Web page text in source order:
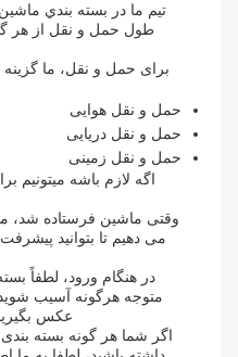
تيم ما در بسته بندي
طول حمل و نقل از هر
برای حمل و نقل، ما
حمل و نقل هوایی
حمل و نقل دریایی
حمل و نقل زمینی
اگه لازم باشه ميتونيم
وقتی ماشین فرستاده شد،
می دهیم تا بتوانید
در هنگام ورود، لطفاً
متوجه هرگونه آسیب
عکس
اگر شما هر گونه بسته